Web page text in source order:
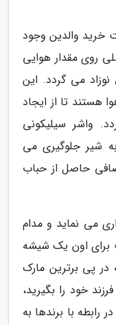
خرید والدین وجود
روی مقدار هوایی
می گردد. این
هستند تا از ایجاد
واشر سیلیکونی
شیر جلوگیری می
حاصل از حباب
می نماید و مدام
برای اون یک شیشه
پی برترین مارک
خود را بگیرید،
رابطه با برندها به